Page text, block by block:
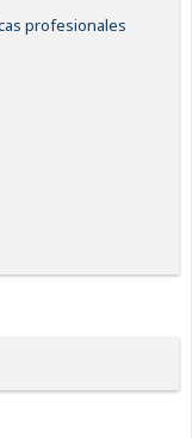
profesionales